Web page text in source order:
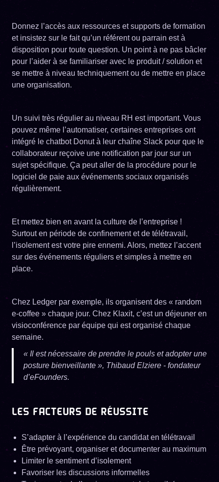
Donnez l’accès aux ressources et supports de formation
et insistez sur le fait qu’un référent ou parrain est à
disposition pour toute question. Un point à ne pas bâcler
pour l’aider à se familiariser avec le produit / solution et
se mettre à niveau techniquement ou de mettre en place
une organisation.
Un suivi très régulier au niveau RH est important. Vous
pouvez même l’automatiser, certaines entreprises ont
intégré le chatbot Donut à leur chaîne Slack pour que le
collaborateur reçoive une notification par jour sur un
sujet spécifique. Ça peut aller de la procédure pour le
logiciel de paie aux événements sociaux organisés
régulièrement.
Et mettez bien en avant la culture de l’entreprise !
Surtout en période de confinement et de télétravail,
l’isolement est votre pire ennemi. Alors, mettez l’accent
sur des événements réguliers et simples à mettre en
place.
Chez Ledger par exemple, ils organisent des « random
e-coffee » chaque jour. Chez Klaxit, c’est un déjeuner en
visioconférence par équipe qui est organisé chaque
semaine.
« Il est nécessaire de prendre le pouls et adopter une
posture bienveillante », Thibaud Elziere - fondateur
d’eFounders.
LES FACTEURS DE RÉUSSITE
S’adapter à l’expérience du candidat en télétravail
Être prévoyant, organiser et documenter au maximum
Limiter le sentiment d’isolement
Favoriser les discussions informelles